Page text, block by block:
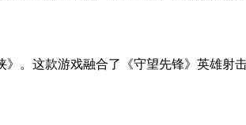
。这款游戏融合了《守望先锋》英雄射